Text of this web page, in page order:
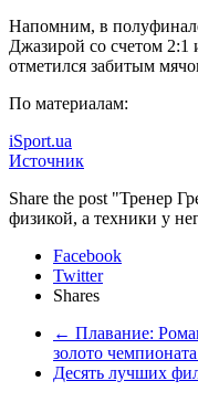
Напомним, в
Джазирой со счетом 2:1
отметился забитым
По материалам:
iSport.ua
Источник
Share the post "Тренер
физикой, а техники у
Facebook
Twitter
Shares
← Плавание:
золото
Десять лучших